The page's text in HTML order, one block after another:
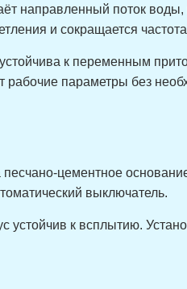
направленный поток
и сокращается
к переменным
рабочие параметры без
песчано-цементное
выключатель.
устойчив к всплытию.